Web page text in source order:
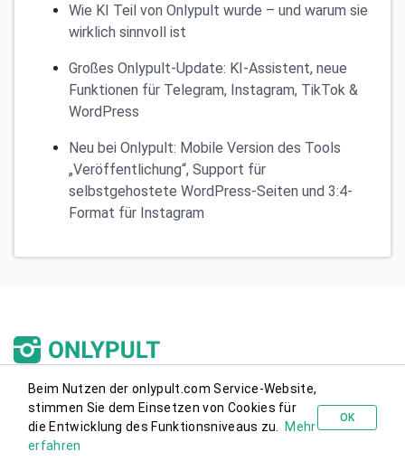
Wie KI Teil von Onlypult wurde – und warum sie
wirklich sinnvoll ist
Großes Onlypult-Update: KI-Assistent, neue
Funktionen für Telegram, Instagram, TikTok &
WordPress
Neu bei Onlypult: Mobile Version des Tools
„Veröffentlichung“, Support für
selbstgehostete WordPress-Seiten und 3:4-
Format für Instagram
Onlypult spart Ihnen Zeit!
Onlypult ist ein effizientes Tool für die geplante
Beim Nutzen der onlypult.com Service-Website,
stimmen Sie dem Einsetzen von Cookies für
die Entwicklung des Funktionsniveaus zu. Mehr
erfahren
OK
Kostenlos probieren